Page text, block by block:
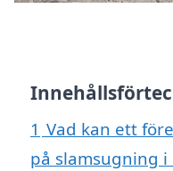
1 Vad kan ett
på slamsugning